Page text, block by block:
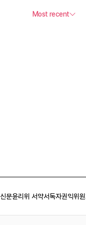
신문윤리위 서약서독자권익위